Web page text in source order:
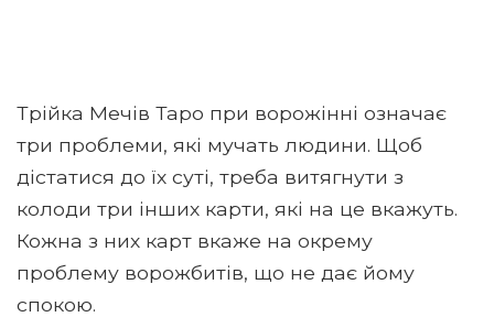
Трійка Мечів Таро при ворожінні означає
три проблеми, які мучать людини. Щоб
дістатися до їх суті, треба витягнути з
колоди три інших карти, які на це вкажуть.
Кожна з них карт вкаже на окрему
проблему ворожбитів, що не дає йому
спокою.